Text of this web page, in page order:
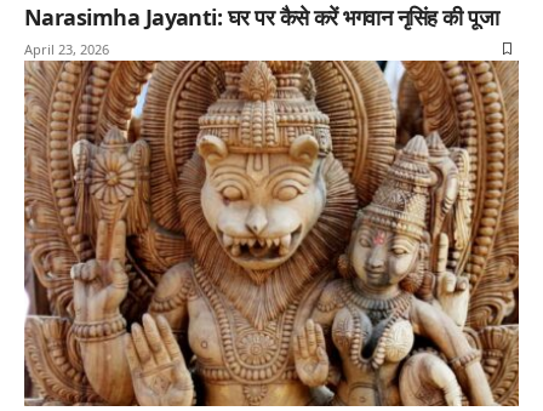
Narasimha Jayanti: घर पर कैसे करें भगवान नृसिंह की पूजा
April 23, 2026